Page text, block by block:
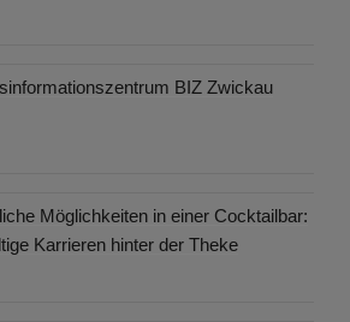
BIZ Zwickau
Möglichkeiten in einer Cocktailbar:
Karrieren hinter der Theke